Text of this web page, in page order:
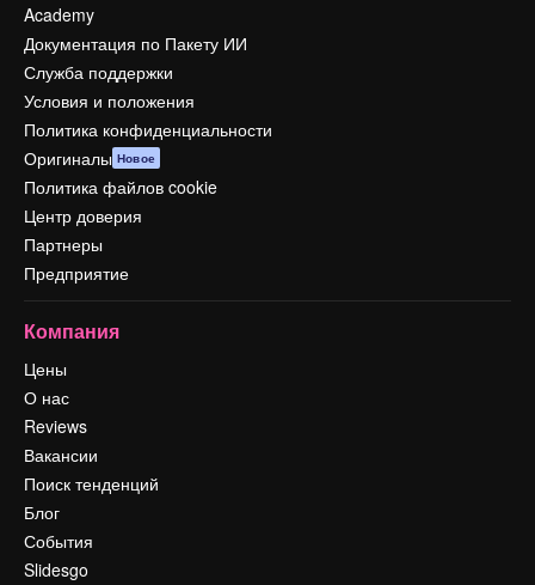
Academy
Документация по Пакету ИИ
Служба поддержки
Условия и положения
Политика конфиденциальности
Оригиналы Новое
Политика файлов cookie
Центр доверия
Партнеры
Предприятие
Компания
Цены
О нас
Reviews
Вакансии
Поиск тенденций
Блог
События
Slidesgo